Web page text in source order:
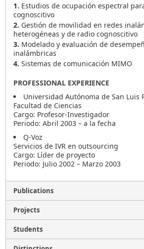
1. Estudios de ocupación espectral
cognoscitivo
2. Gestión de movilidad en redes
heterogéneas y de radio cognoscitivo
3. Modelado y evaluación de
inalámbricas
4.Sistemas de comunicación MIMO
PROFESSIONAL EXPERIENCE
Universidad Autónoma de San Luis
Facultad de Ciencias
Cargo: Profesor-Investigador
Periodo: Abril 2003 – a la fecha
Q-Voz
Servicios de IVR en outsourcing
Cargo: Líder de proyecto
Periodo: Julio 2002 – Marzo 2003
Publications
Projects
Students